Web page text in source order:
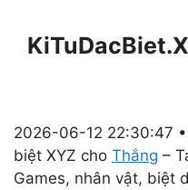
2026-06-12 22:30:47
biệt XYZ cho Thắng –
Games, nhân vật, biệt